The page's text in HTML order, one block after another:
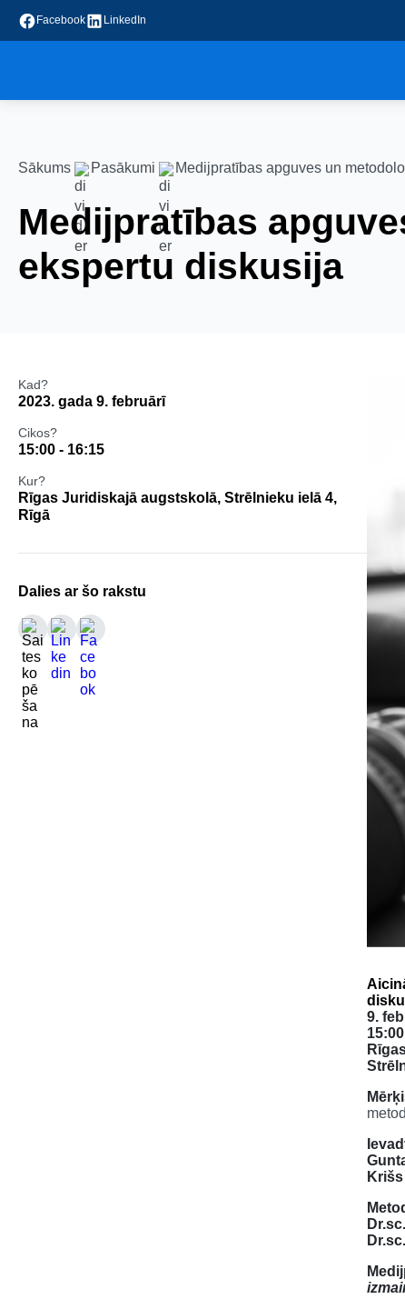
Facebook LinkedIn
Sākums Pasākumi Medijpratības apguves un
Medijpratības
ekspertu diskusija
Kad?
2023. gada 9. februārī
Cikos?
15:00 - 16:15
Kur?
Rīgas Juridiskajā augstskolā, Strēlnieku ielā 4,
Rīgā
Dalies ar šo rakstu
9.